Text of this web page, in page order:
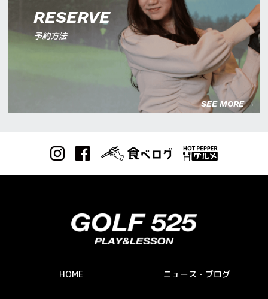
RESERVE
予約方法
SEE MORE →
HOME ニュース・ブログ